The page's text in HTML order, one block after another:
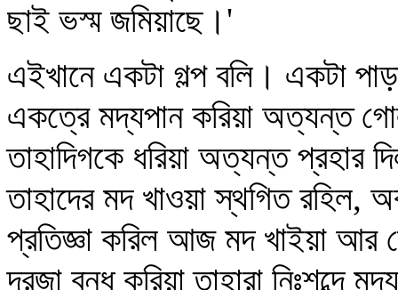
ছাই ভস্ম জমিয়াছে।'
এইখানে একটা গল্প বলি। একটা
একত্রে মদ্যপান করিয়া অত্যন্ত
তাহাদিগকে ধরিয়া অত্যন্ত প্রহার
তাহাদের মদ খাওয়া স্থগিত রহিল,
প্রতিজ্ঞা করিল আজ মদ খাইয়া
দরজা বন্ধ করিয়া তাহারা